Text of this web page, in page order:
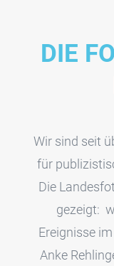
DIE
Wir sind seit
für
Die
gezeigt:
Ereignisse
Anke